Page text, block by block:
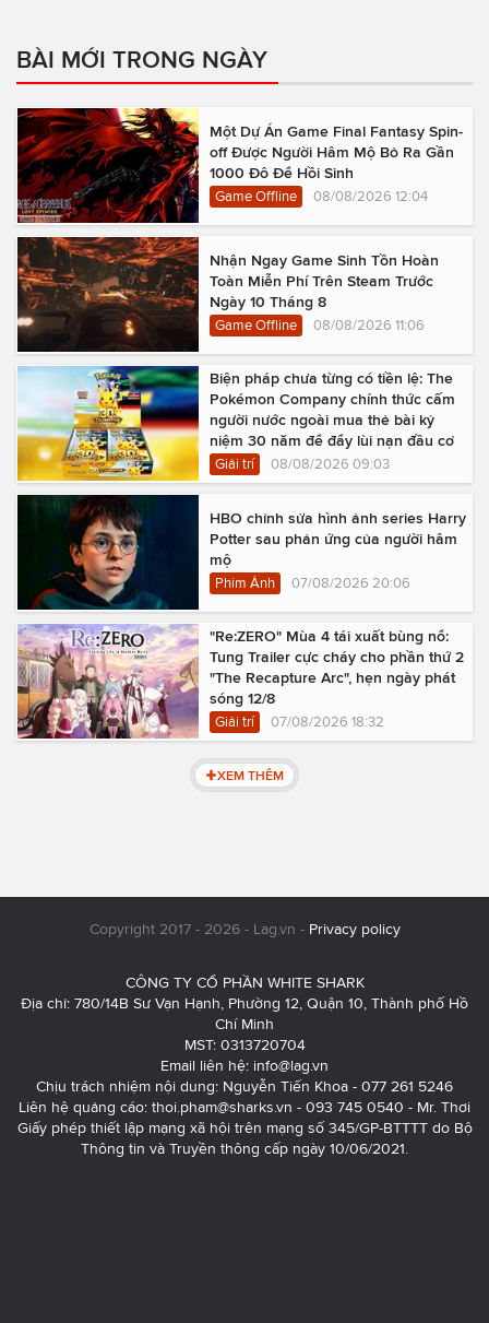
BÀI MỚI TRONG NGÀY
Một Dự Án Game Final Fantasy Spin-
off Được Người Hâm Mộ Bỏ Ra Gần
1000 Đô Để Hồi Sinh
Game Offline 08/08/2026 12:04
Nhận Ngay Game Sinh Tồn Hoàn
Toàn Miễn Phí Trên Steam Trước
Ngày 10 Tháng 8
Game Offline 08/08/2026 11:06
Biện pháp chưa từng có tiền lệ: The
Pokémon Company chính thức cấm
người nước ngoài mua thẻ bài kỷ
niệm 30 năm để đẩy lùi nạn đầu cơ
Giải trí 08/08/2026 09:03
HBO chỉnh sửa hình ảnh series Harry
Potter sau phản ứng của người hâm
mộ
Phim Ảnh 07/08/2026 20:06
"Re:ZERO" Mùa 4 tái xuất bùng nổ:
Tung Trailer cực cháy cho phần thứ 2
"The Recapture Arc", hẹn ngày phát
sóng 12/8
Giải trí 07/08/2026 18:32
XEM THÊM
Copyright 2017 - 2026 - Lag.vn - Privacy policy
CÔNG TY CỔ PHẦN WHITE SHARK
Địa chỉ: 780/14B Sư Vạn Hạnh, Phường 12, Quận 10, Thành phố Hồ
Chí Minh
MST: 0313720704
Email liên hệ: info@lag.vn
Chịu trách nhiệm nội dung: Nguyễn Tiến Khoa - 077 261 5246
Liên hệ quảng cáo: thoi.pham@sharks.vn - 093 745 0540 - Mr. Thơi
Giấy phép thiết lập mạng xã hội trên mạng số 345/GP-BTTTT do Bộ
Thông tin và Truyền thông cấp ngày 10/06/2021.